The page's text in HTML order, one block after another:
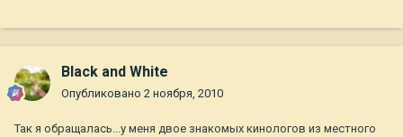
Black and White
Опубликовано 2 ноября, 2010
Так я обращалась...у меня двое знакомых кинологов из местного